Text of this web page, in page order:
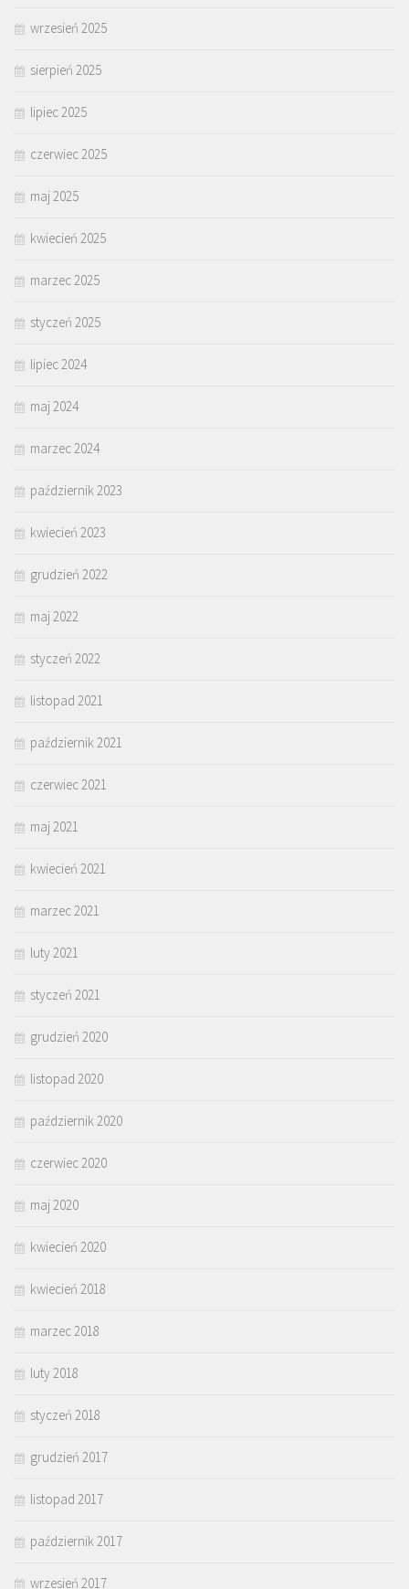
wrzesień 2025
sierpień 2025
lipiec 2025
czerwiec 2025
maj 2025
kwiecień 2025
marzec 2025
styczeń 2025
lipiec 2024
maj 2024
marzec 2024
październik 2023
kwiecień 2023
grudzień 2022
maj 2022
styczeń 2022
listopad 2021
październik 2021
czerwiec 2021
maj 2021
kwiecień 2021
marzec 2021
luty 2021
styczeń 2021
grudzień 2020
listopad 2020
październik 2020
czerwiec 2020
maj 2020
kwiecień 2020
kwiecień 2018
marzec 2018
luty 2018
styczeń 2018
grudzień 2017
listopad 2017
październik 2017
wrzesień 2017